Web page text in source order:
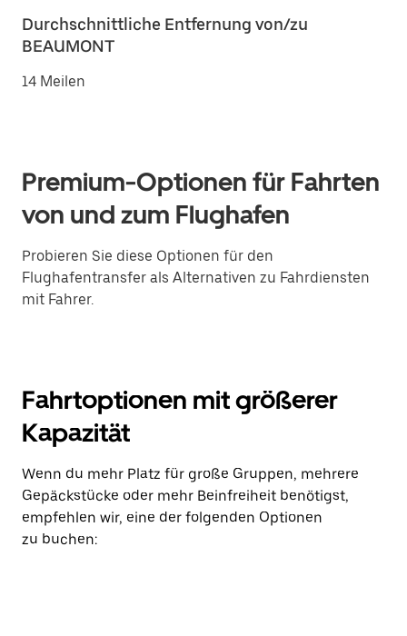
Durchschnittliche Entfernung von/zu
BEAUMONT
14 Meilen
Premium-Optionen für Fahrten
von und zum Flughafen
Probieren Sie diese Optionen für den
Flughafentransfer als Alternativen zu Fahrdiensten
mit Fahrer.
Fahrtoptionen mit größerer
Kapazität
Wenn du mehr Platz für große Gruppen, mehrere
Gepäckstücke oder mehr Beinfreiheit benötigst,
empfehlen wir, eine der folgenden Optionen
zu buchen: